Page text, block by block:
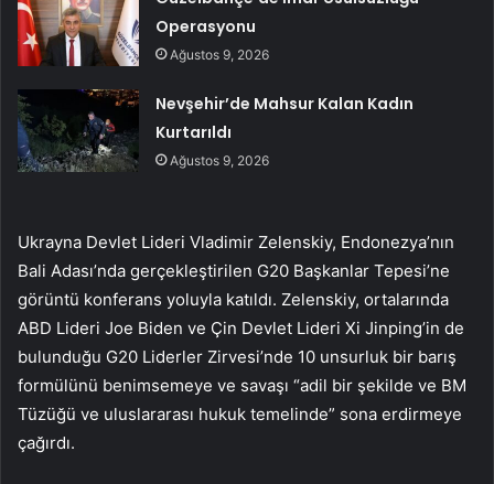
Operasyonu
Ağustos 9, 2026
Nevşehir’de Mahsur Kalan Kadın
Kurtarıldı
Ağustos 9, 2026
Ukrayna Devlet Lideri Vladimir Zelenskiy, Endonezya’nın
Bali Adası’nda gerçekleştirilen G20 Başkanlar Tepesi’ne
görüntü konferans yoluyla katıldı. Zelenskiy, ortalarında
ABD Lideri Joe Biden ve Çin Devlet Lideri Xi Jinping’in de
bulunduğu G20 Liderler Zirvesi’nde 10 unsurluk bir barış
formülünü benimsemeye ve savaşı “adil bir şekilde ve BM
Tüzüğü ve uluslararası hukuk temelinde” sona erdirmeye
çağırdı.